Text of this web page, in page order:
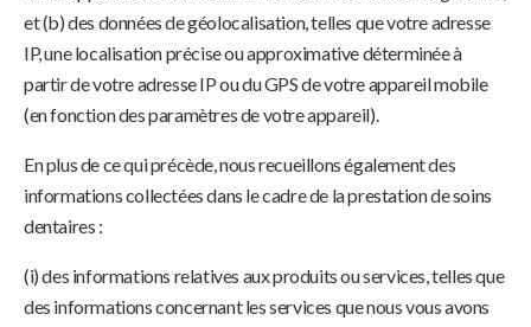
et (b) des données de géolocalisation, telles que votre adresse
IP, une localisation précise ou approximative déterminée à
partir de votre adresse IP ou du GPS de votre appareil mobile
(en fonction des paramètres de votre appareil).
En plus de ce qui précède, nous recueillons également des
informations collectées dans le cadre de la prestation de soins
dentaires :
(i) des informations relatives aux produits ou services, telles que
des informations concernant les services que nous vous avons